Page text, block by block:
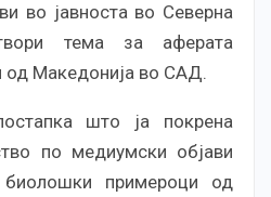
во јавноста во Северна
тема за аферата
од Македонија во САД.
што ја покрена
по медиумски објави
примероци од